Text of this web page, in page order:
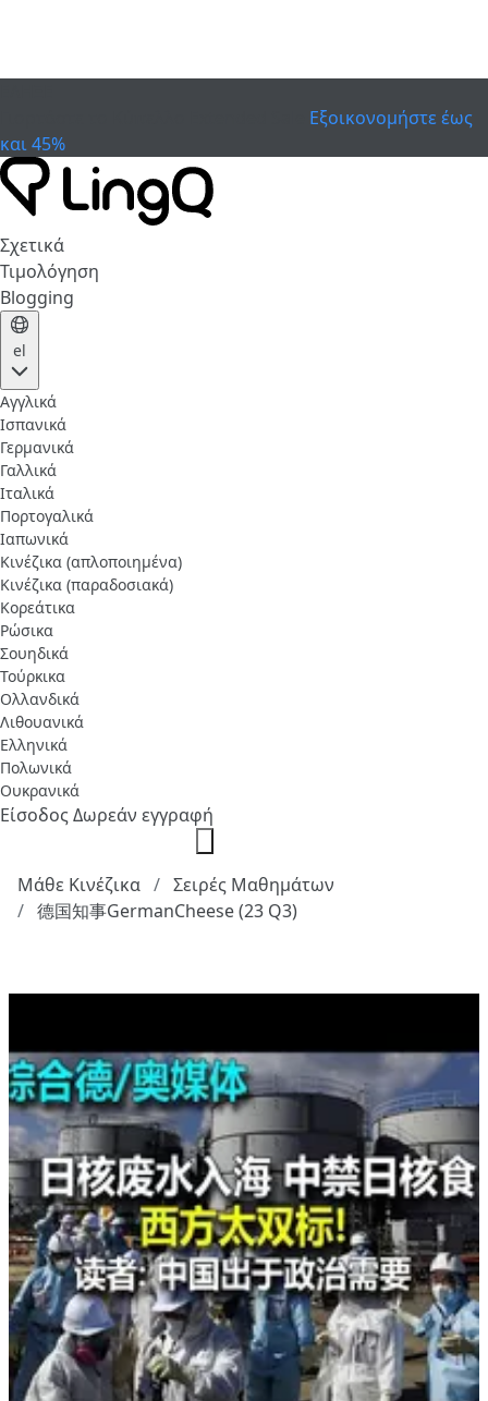
Εξοικονομήστε έως
και 45%
Σχετικά
Τιμολόγηση
Blogging
el
Αγγλικά
Ισπανικά
Γερμανικά
Γαλλικά
Ιταλικά
Πορτογαλικά
Ιαπωνικά
Κινέζικα (απλοποιημένα)
Κινέζικα (παραδοσιακά)
Κορεάτικα
Ρώσικα
Σουηδικά
Τούρκικα
Ολλανδικά
Λιθουανικά
Ελληνικά
Πολωνικά
Ουκρανικά
ΕίσοδοςΔωρεάν εγγραφή
Μάθε Κινέζικα
Σειρές Μαθημάτων
德国知事GermanCheese (23 Q3)